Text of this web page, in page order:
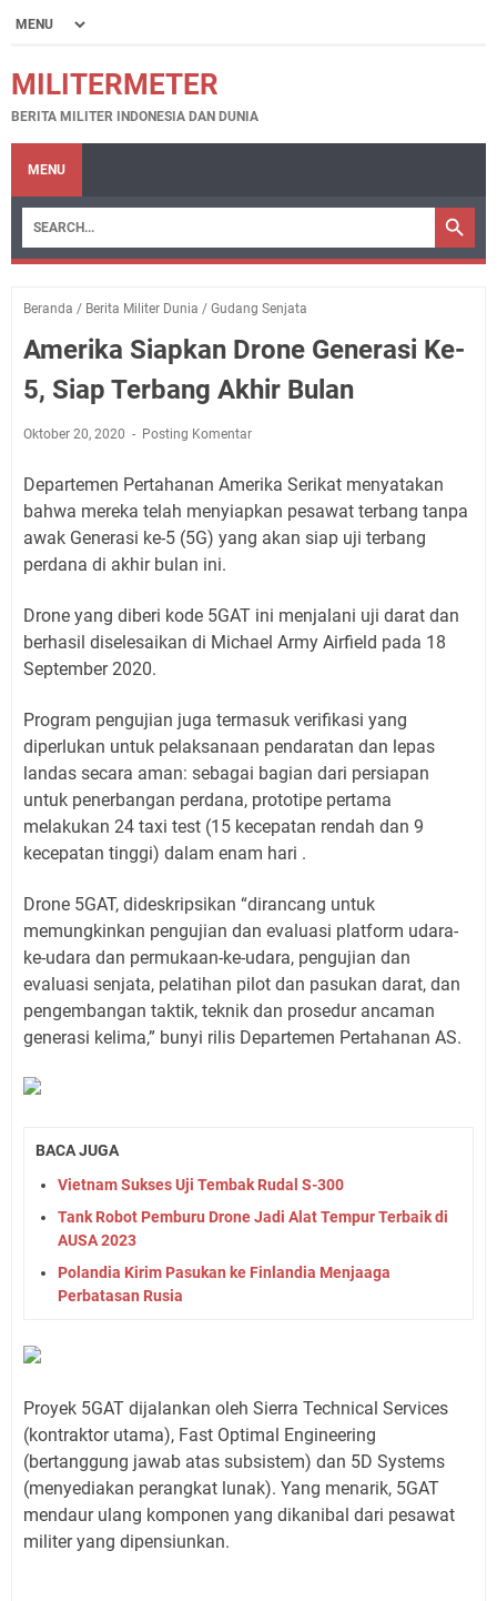
MILITERMETER
BERITA MILITER INDONESIA DAN DUNIA
MENU
Beranda / Berita Militer Dunia / Gudang Senjata
Amerika Siapkan Drone Generasi Ke-
5, Siap Terbang Akhir Bulan
Oktober 20, 2020 Posting Komentar
Departemen Pertahanan Amerika Serikat menyatakan
bahwa mereka telah menyiapkan pesawat terbang tanpa
awak Generasi ke-5 (5G) yang akan siap uji terbang
perdana di akhir bulan ini.
Drone yang diberi kode 5GAT ini menjalani uji darat dan
berhasil diselesaikan di Michael Army Airfield pada 18
September 2020.
Program pengujian juga termasuk verifikasi yang
diperlukan untuk pelaksanaan pendaratan dan lepas
landas secara aman: sebagai bagian dari persiapan
untuk penerbangan perdana, prototipe pertama
melakukan 24 taxi test (15 kecepatan rendah dan 9
kecepatan tinggi) dalam enam hari .
Drone 5GAT, dideskripsikan “dirancang untuk
memungkinkan pengujian dan evaluasi platform udara-
ke-udara dan permukaan-ke-udara, pengujian dan
evaluasi senjata, pelatihan pilot dan pasukan darat, dan
pengembangan taktik, teknik dan prosedur ancaman
generasi kelima,” bunyi rilis Departemen Pertahanan AS.
BACA JUGA
Vietnam Sukses Uji Tembak Rudal S-300
Tank Robot Pemburu Drone Jadi Alat Tempur Terbaik di
AUSA 2023
Polandia Kirim Pasukan ke Finlandia Menjaaga
Perbatasan Rusia
Proyek 5GAT dijalankan oleh Sierra Technical Services
(kontraktor utama), Fast Optimal Engineering
(bertanggung jawab atas subsistem) dan 5D Systems
(menyediakan perangkat lunak). Yang menarik, 5GAT
mendaur ulang komponen yang dikanibal dari pesawat
militer yang dipensiunkan.